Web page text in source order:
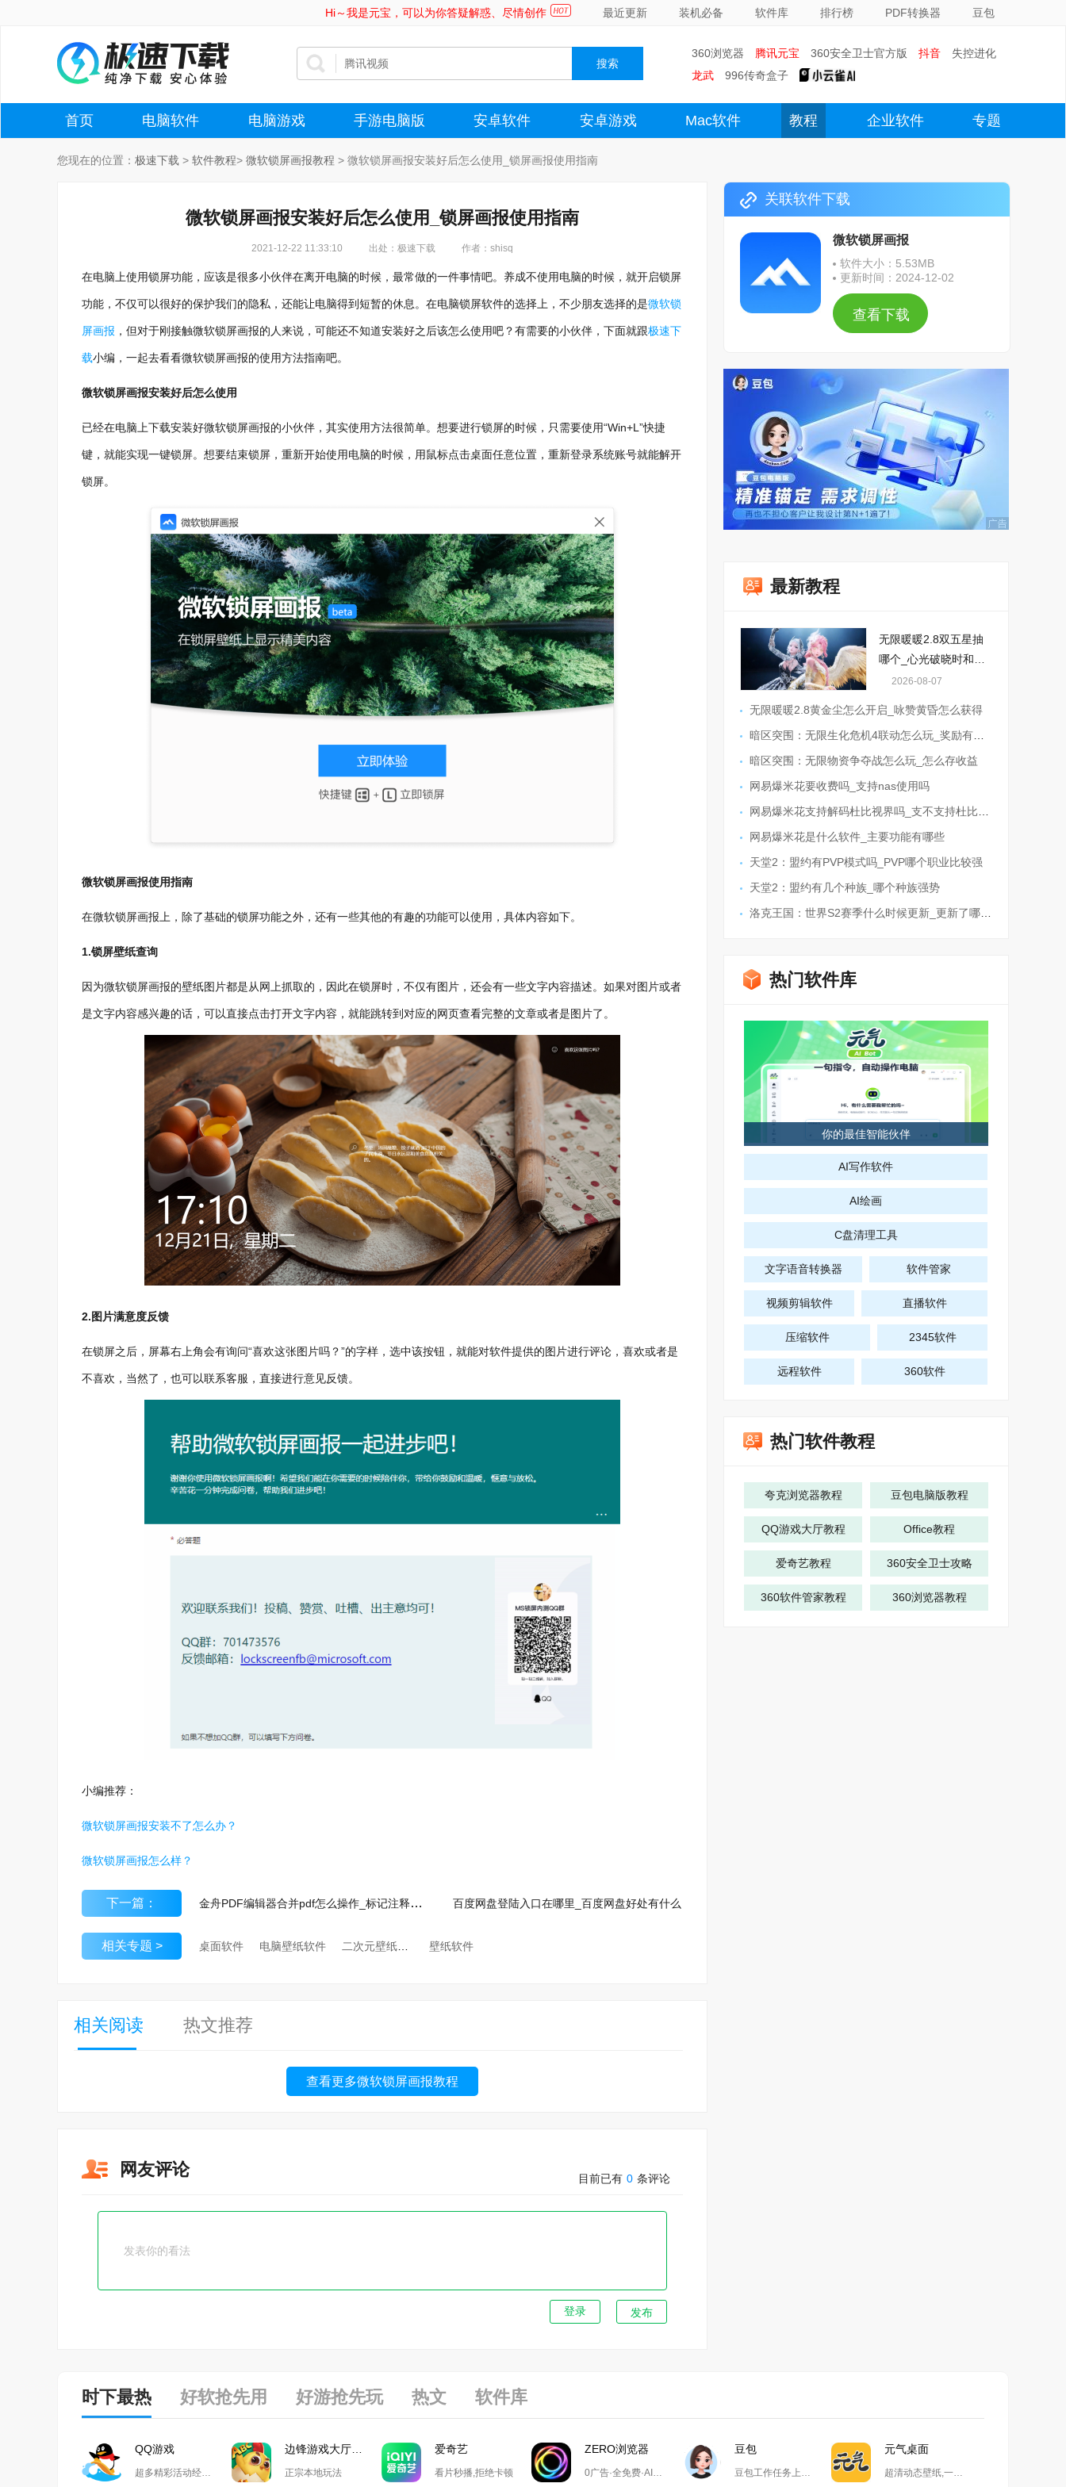
Hi～我是元宝，可以为你答疑解惑、尽情创作 最近更新 装机必备 软件库 排行榜 PDF转换器 豆包
360浏览器 腾讯元宝 360安全卫士官方版 抖音
失控进化
龙武
996传奇盒子
首页 电脑软件 电脑游戏 手游电脑版 安卓软件 安卓游戏 Mac软件 教程 企业软件 专题
您现在的位置： 极速下载 > 软件教程> 微软锁屏画报教程 > 微软锁屏画报安装好后怎么使用_锁屏画报使用指南
微软锁屏画报安装好后怎么使用_锁屏画报使用指南
2021-12-22 11:33:10 出处：极速下载 作者：shisq
在电脑上使用锁屏功能，应该是很多小伙伴在离开电脑的时候，最常做的一件事情吧。养成不使用电脑的时候，就开启锁屏
功能，不仅可以很好的保护我们的隐私，还能让电脑得到短暂的休息。在电脑锁屏软件的选择上，不少朋友选择的是微软锁
屏画报 ，但对于刚接触微软锁屏画报的人来说，可能还不知道安装好之后该怎么使用吧？有需要的小伙伴，下面就跟极速下
载小编，一起去看看微软锁屏画报的使用方法指南吧。
微软锁屏画报安装好后怎么使用
已经在电脑上下载安装好微软锁屏画报的小伙伴，其实使用方法很简单。想要进行锁屏的时候，只需要使用“Win+L”快捷
键，就能实现一键锁屏。想要结束锁屏，重新开始使用电脑的时候，用鼠标点击桌面任意位置，重新登录系统账号就能解开
锁屏。
微软锁屏画报使用指南
在微软锁屏画报上，除了基础的锁屏功能之外，还有一些其他的有趣的功能可以使用，具体内容如下。
1.锁屏壁纸查询
因为微软锁屏画报的壁纸图片都是从网上抓取的，因此在锁屏时，不仅有图片，还会有一些文字内容描述。如果对图片或者
是文字内容感兴趣的话，可以直接点击打开文字内容，就能跳转到对应的网页查看完整的文章或者是图片了。
2.图片满意度反馈
在锁屏之后，屏幕右上角会有询问“喜欢这张图片吗？”的字样，选中该按钮，就能对软件提供的图片进行评论，喜欢或者是
不喜欢，当然了，也可以联系客服，直接进行意见反馈。
小编推荐：
微软锁屏画报安装不了怎么办？
微软锁屏画报怎么样？
下一篇： 金舟PDF编辑器合并pdf怎么操作_标记注释功能解析 百度网盘登陆入口在哪里_百度网盘好处有什么
相关专题 > 桌面软件 电脑壁纸软件 壁纸软件
相关阅读 热文推荐
查看更多微软锁屏画报教程
网友评论 目前已有 0 条评论
发布
关联软件下载
微软锁屏画报
软件大小：5.53MB
更新时间：2024-12-02
查看下载
最新教程
无限暖暖2.8双五星抽
哪个_心光破晓时和白
夜长旋舞怎么选
2026-08-07
无限暖暖2.8黄金尘怎么开启_咏赞黄昏怎么获得
暗区突围：无限生化危机4联动怎么玩_奖励有哪些
暗区突围：无限物资争夺战怎么玩_怎么存收益
网易爆米花要收费吗_支持nas使用吗
网易爆米花支持解码杜比视界吗_支不支持杜比全景声
网易爆米花是什么软件_主要功能有哪些
天堂2：盟约有PVP模式吗_PVP哪个职业比较强
天堂2：盟约有几个种族_哪个种族强势
洛克王国：世界S2赛季什么时候更新_更新了哪些内容
热门软件库
你的最佳智能伙伴
AI写作软件
AI绘画
C盘清理工具
文字语音转换器 软件管家
视频剪辑软件 直播软件
压缩软件 2345软件
远程软件 360软件
热门软件教程
夸克浏览器教程 豆包电脑版教程
QQ游戏大厅教程 Office教程
爱奇艺教程 360安全卫士攻略
360软件管家教程 360浏览器教程
时下最热 好软抢先用 好游抢先玩 热文 软件库
QQ游戏
超多精彩活动经典玩法尽在QQ游戏 正宗本地玩法
爱奇艺
看片秒播,拒绝卡顿
ZERO浏览器
0广告·全免费·AI搜索·极简设计
豆包
豆包工作任务上线,开启自动化高效办公
元气桌面
超清动态壁纸,一键整理桌面